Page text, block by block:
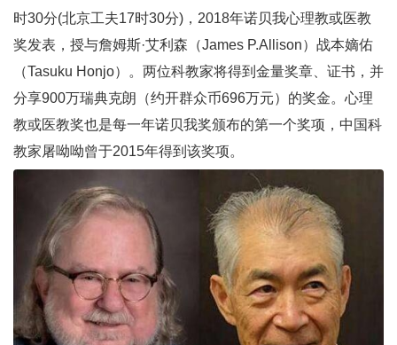
时30分(北京工夫17时30分)，2018年诺贝我心理教或医教
奖发表，授与詹姆斯·艾利森（James P.Allison）战本嫡佑
（Tasuku Honjo）。两位科教家将得到金量奖章、证书，并
分享900万瑞典克朗（约开群众币696万元）的奖金。心理
教或医教奖也是每一年诺贝我奖颁布的第一个奖项，中国科
教家屠呦呦曾于2015年得到该奖项。